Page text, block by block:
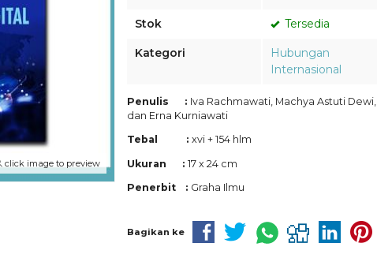
click image to preview
Stok Tersedia
Kategori
Hubungan
Internasional
Penulis : Iva Rachmawati, Machya Astuti Dewi,
dan Erna Kurniawati
Tebal : xvi + 154 hlm
Ukuran : 17 x 24 cm
Penerbit : Graha Ilmu
Bagikan ke